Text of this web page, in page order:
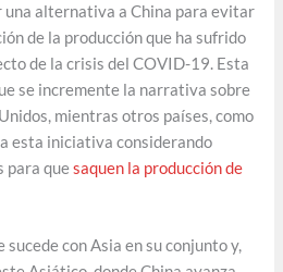
una alternativa a China para evitar
de la producción que ha sufrido
de la crisis del COVID-19. Esta
se incremente la narrativa sobre
mientras otros países, como
esta iniciativa considerando
para quesaquen la producción de
sucede con Asia en su conjunto y,